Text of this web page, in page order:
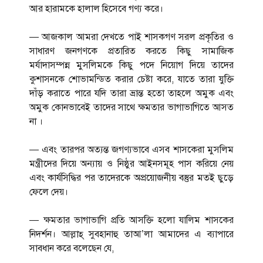
আর হারামকে হালাল হিসেবে গণ্য করে।
— আজকাল আমরা দেখতে পাই শাসকগণ সরল প্রকৃতির ও
সাধারণ জনগণকে প্রতারিত করতে কিছু সামাজিক
মর্যাদাসম্পন্ন মুসলিমকে কিছু পদে নিয়োগ দিয়ে তাদের
কুশাসনকে শোভামন্ডিত করার চেষ্টা করে, যাতে তারা যুক্তি
দাঁড় করাতে পারে যদি তারা ভ্রান্ত হতো তাহলে অমুক এবং
অমুক কোনভাবেই তাদের সাথে ক্ষমতার ভাগাভাগিতে আসত
না ।
— এবং তারপর অত্যন্ত জগণ্যভাবে এসব শাসকেরা মুসলিম
মন্ত্রীদের দিয়ে অন্যায় ও নিষ্ঠুর আইনসমূহ পাস করিয়ে নেয়
এবং কার্যসিদ্ধির পর তাদেরকে অপ্রয়োজনীয় বস্তুর মতই ছুড়ে
ফেলে দেয়।
— ক্ষমতার ভাগাভাগি প্রতি আসক্তি হলো যালিম শাসকের
নিদর্শন। আল্লাহ্ সুবহানাহু তাআ’লা আমাদের এ ব্যাপারে
সাবধান করে বলেছেন যে,